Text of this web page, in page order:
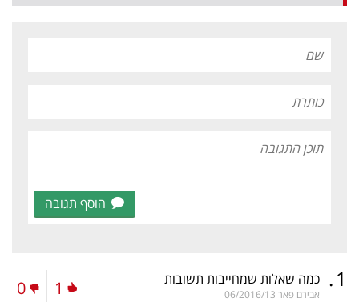
הוסף תגובה
1
. כמה שאלות שמחייבות תשובות
אבירם פאר 06/2016/13
1
0